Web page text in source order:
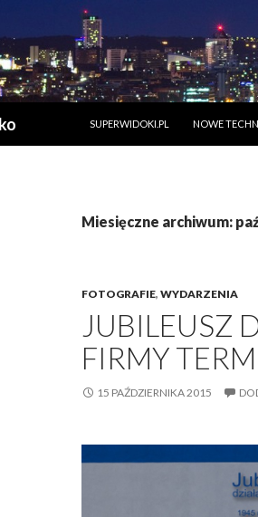
SUPERWIDOKI.PL
NOWE
Miesięczne archiwum:
FOTOGRAFIE, WYDARZENIA
JUBILEUSZ
FIRMY
15 PAŹDZIERNIKA 2015